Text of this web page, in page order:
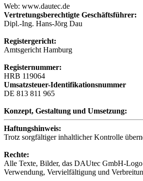
Web: www.dautec.de
Vertretungsberechtigte Geschäftsführer:
Dipl.-Ing. Hans-Jörg Dau
Registergericht:
Amtsgericht Hamburg
Registernummer:
HRB 119064
Umsatzsteuer-Identifikationsnummer
DE 813 811 965
Konzept, Gestaltung und Umsetzung:
Haftungshinweis:
Trotz sorgfältiger inhaltlicher Kontrolle
Rechte:
Alle Texte, Bilder, das DAUtec GmbH-Logo
Verwendung, Vervielfältigung und